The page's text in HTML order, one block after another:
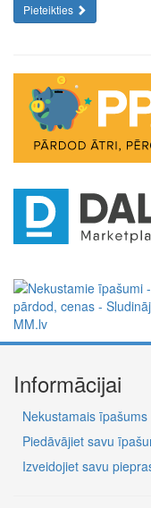
Pieteikties
Informācijai
Nekustamais īpašums
Piedāvājiet savu
Izveidojiet savu